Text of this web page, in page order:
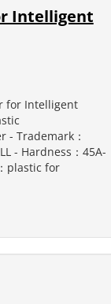
Intelligent
for Intelligent
- Trademark：
- Hardness：45A-
plastic for